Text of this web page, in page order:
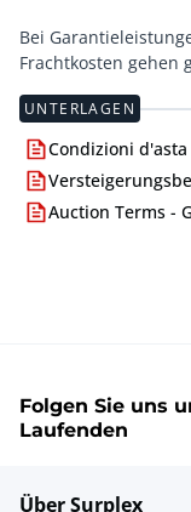
Bei
Frachtkosten gehen
UNTERLAGEN
Condizioni
Auction Terms -
Folgen Sie uns
Laufenden
Über Surplex